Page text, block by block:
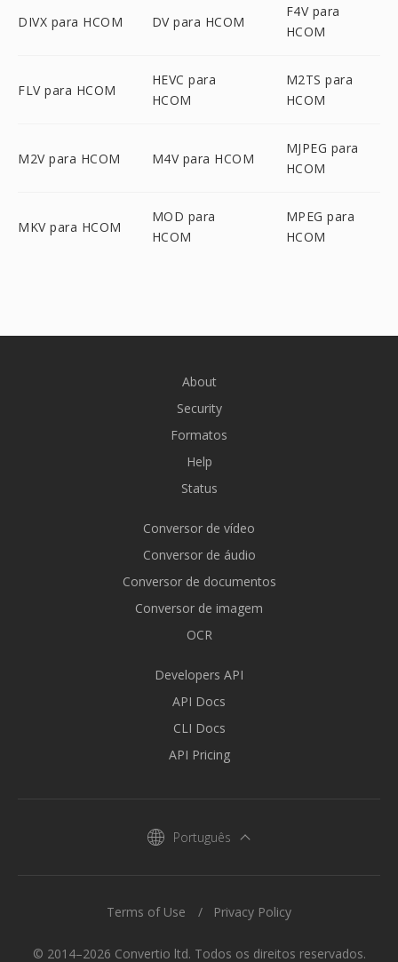
DIVX para HCOM DV para HCOM
F4V para
HCOM
FLV para HCOM
HEVC para
HCOM
M2TS para
HCOM
M2V para HCOM M4V para HCOM
MJPEG para
HCOM
MKV para HCOM
MOD para
HCOM
MPEG para
HCOM
About
Security
Formatos
Help
Status
Conversor de vídeo
Conversor de áudio
Conversor de documentos
Conversor de imagem
OCR
Developers API
API Docs
CLI Docs
API Pricing
Português
© 2014–2026 Convertio ltd. Todos os direitos reservados.
Terms of Use Privacy Policy